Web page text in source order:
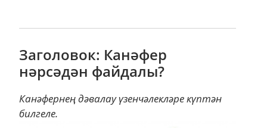
Заголовок: Канәфер
нәрсәдән файдалы?
Канәфернең дәвалау үзенчәлекләре күптән
билгеле.